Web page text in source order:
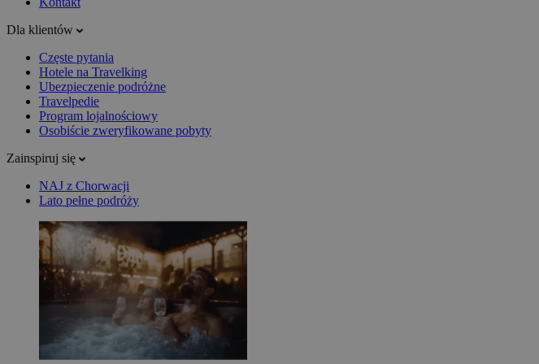
Dla klientów
Częste pytania
Hotele na Travelking
Ubezpieczenie podróżne
Travelpedie
Program lojalnościowy
Osobiście zweryfikowane pobyty
Zainspiruj się
NAJ z Chorwacji
Lato pełne podróży